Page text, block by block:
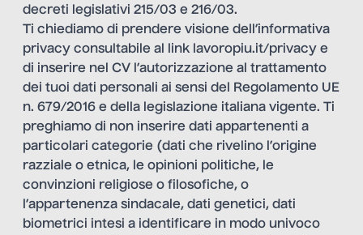
decreti legislativi 215/03 e 216/03.
Ti chiediamo di prendere visione dell’informativa
privacy consultabile al link lavoropiu.it/privacy e
di inserire nel CV l’autorizzazione al trattamento
dei tuoi dati personali ai sensi del Regolamento UE
n. 679/2016 e della legislazione italiana vigente. Ti
preghiamo di non inserire dati appartenenti a
particolari categorie (dati che rivelino l’origine
razziale o etnica, le opinioni politiche, le
convinzioni religiose o filosofiche, o
l’appartenenza sindacale, dati genetici, dati
biometrici intesi a identificare in modo univoco